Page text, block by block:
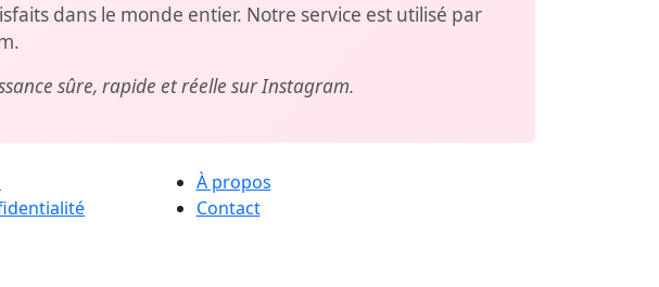
dans le monde entier. Notre service est utilisé par
sûre, rapide et réelle sur Instagram.
À propos
Contact